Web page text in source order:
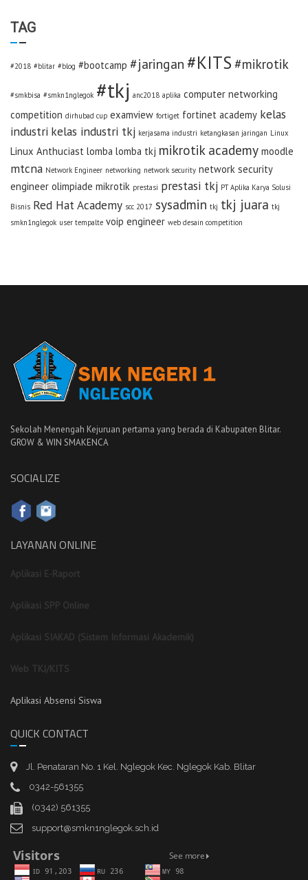
TAG
#2018 #blitar #blog #bootcamp #jaringan #KITS #mikrotik
#smkbisa #smkn1nglegok #tkj anc2018 aplika computer networking
competition dirhubad cup examview fortiget fortinet academy kelas
industri kelas industri tkj kerjasama industri ketangkasan jaringan Linux
Linux Anthuciast lomba lomba tkj mikrotik academy moodle
mtcna Network Engineer networking network security network security
engineer olimpiade mikrotik prestasi prestasi tkj PT Aplika Karya Solusi
Bisnis Red Hat Academy scc 2017 sysadmin tkj tkj juara tkj
smkn1nglegok user tempalte voip engineer web desain competition
Sekolah Menengah Kejuruan pertama yang berada di Kabupaten Blitar.
GROW & WIN SMAKENCA
SOCIALIZE
LAYANAN ONLINE
Aplikasi E-Raport
Aplikasi SPP Online
Aplikasi SIAKAD (Sistem Informasi Akademik)
Web TKJ/KITS
Aplikasi Absensi Siswa
QUICK CONTACT
Jl. Penataran No. 1 Kel. Nglegok Kec. Nglegok Kab. Blitar
0342-561355
(0342) 561355
support@smkn1nglegok.sch.id